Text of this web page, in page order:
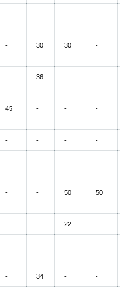
- - - -
- 30 30 -
- 36 - -
45 - - -
- - - -
- - - -
- - 50 50
- - 22 -
- - - -
- 34 - -